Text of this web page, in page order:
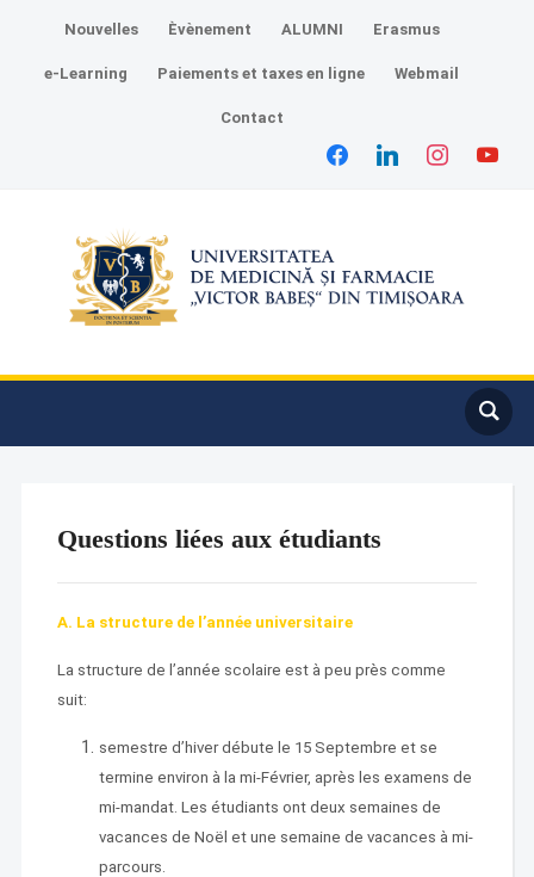
Nouvelles Èvènement ALUMNI Erasmus
e-Learning Paiements et taxes en ligne Webmail
Contact
facebooklinkedin instagramyoutube
Questions liées aux étudiants
A. La structure de l’année universitaire
La structure de l’année scolaire est à peu près comme
suit:
semestre d’hiver débute le 15 Septembre et se
termine environ à la mi-Février, après les examens de
mi-mandat. Les étudiants ont deux semaines de
vacances de Noël et une semaine de vacances à mi-
parcours.